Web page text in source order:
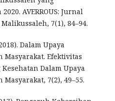
AVERROUS: Jurnal
7(1), 84–94.
Dalam Upaya
Efektivitas
Dalam Upaya
7(2), 49–55.